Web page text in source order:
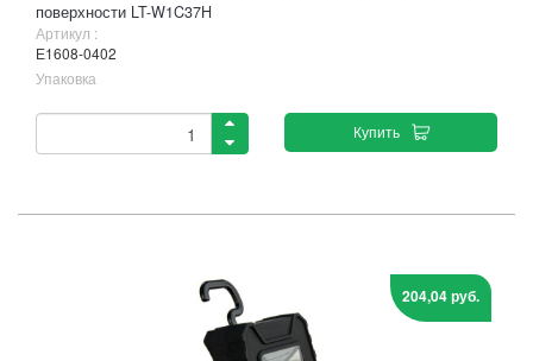
поверхности LT-W1C37H
Артикул :
Е1608-0402
Упаковка
Купить
204,04 руб.